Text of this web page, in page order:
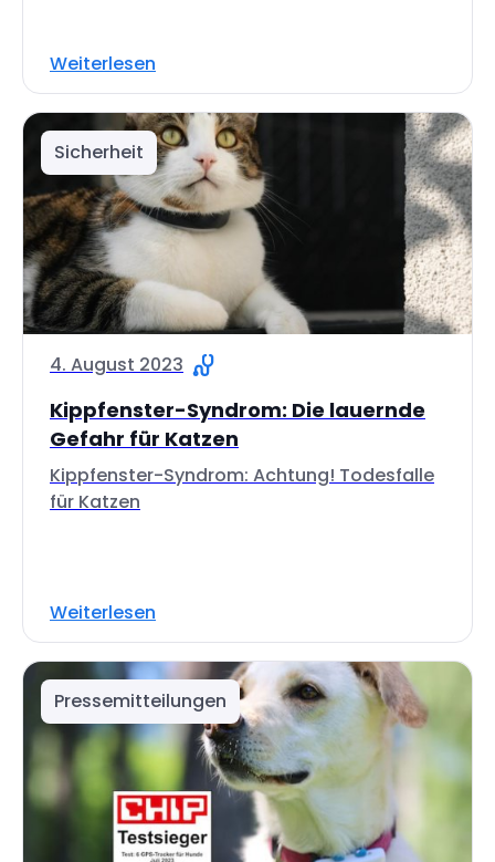
Weiterlesen
Sicherheit
4. August 2023
Kippfenster-Syndrom: Die lauernde
Gefahr für Katzen
Kippfenster-Syndrom: Achtung! Todesfalle
für Katzen
Weiterlesen
Pressemitteilungen